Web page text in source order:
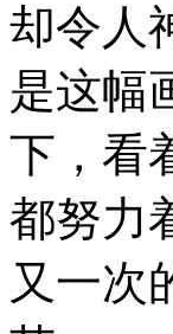
却令人
是这幅
下，看
都努力
又一次